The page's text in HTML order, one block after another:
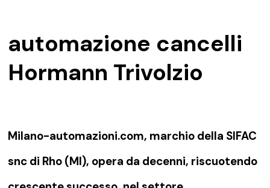
automazione cancelli
Hormann Trivolzio
Milano-automazioni.com, marchio della SIFAC
snc di Rho (MI), opera da decenni, riscuotendo